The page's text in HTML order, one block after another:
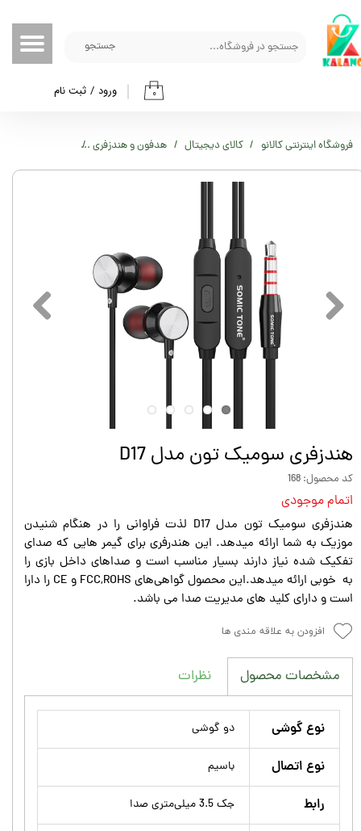
جستجو
۰ ورود / ثبت نام
حساب کاربری من
تغییر گذر واژه
خروج از حساب کاربری
فروشگاه اینترنتی کالانو کالای دیجیتال هدفون و هندزفری
هندزفری سومیک تون مدل D17
کد محصول: 168
اتمام موجودی
هندزفری سومیک تون مدل D17 لذت فراوانی را در هنگام شنیدن
موزیک به شما ارائه میدهد. این هندرفری برای گیمر هایی که صدای
تفکیک شده نیاز دارند بسیار مناسب است و صداهای داخل بازی را
به خوبی ارائه میدهد.این محصول گواهی‌های FCC,ROHS و CE را دارا
است و دارای کلید های مدیریت صدا می باشد.
افزودن به علاقه مندی ها
مشخصات محصول نظرات
نوع گوشی دو گوشی
نوع اتصال باسیم
رابط جک 3.5 میلی‌متری صدا